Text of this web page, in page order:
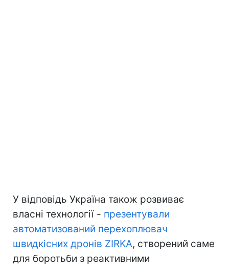
У відповідь Україна також розвиває
власні технології - презентували
автоматизований перехоплювач
швидкісних дронів ZIRKA, створений саме
для боротьби з реактивними